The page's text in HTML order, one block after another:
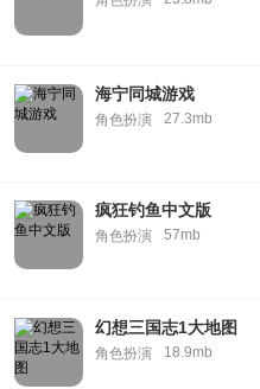
海宁同城游戏
角色扮演 27.3mb
疯狂钓鱼中文版
角色扮演 57mb
幻想三国志1大地图
角色扮演 18.9mb